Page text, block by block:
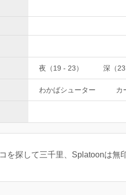
夜（19 - 23） 深（23
わかばシューター カ
を探して三千里、Splatoonは無